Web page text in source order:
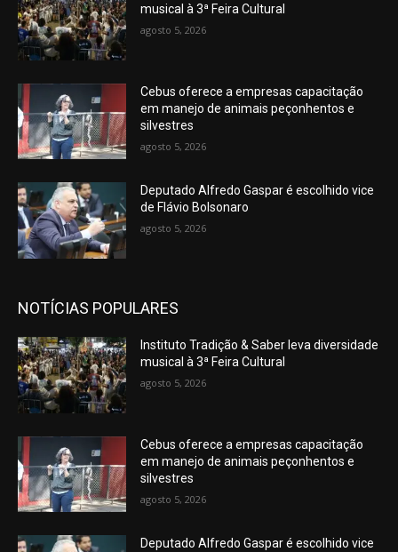
musical à 3ª Feira Cultural
agosto 5, 2026
Cebus oferece a empresas capacitação
em manejo de animais peçonhentos e
silvestres
agosto 5, 2026
Deputado Alfredo Gaspar é escolhido vice
de Flávio Bolsonaro
agosto 5, 2026
NOTÍCIAS POPULARES
Instituto Tradição & Saber leva diversidade
musical à 3ª Feira Cultural
agosto 5, 2026
Cebus oferece a empresas capacitação
em manejo de animais peçonhentos e
silvestres
agosto 5, 2026
Deputado Alfredo Gaspar é escolhido vice